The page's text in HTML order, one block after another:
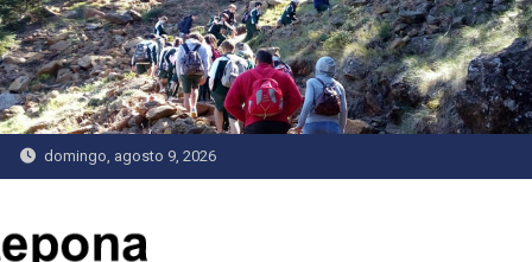
Saltar
al
contenido
domingo, agosto 9, 2026